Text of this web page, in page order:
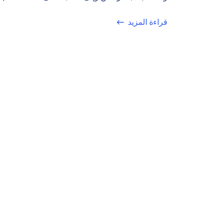
قراءة المزيد